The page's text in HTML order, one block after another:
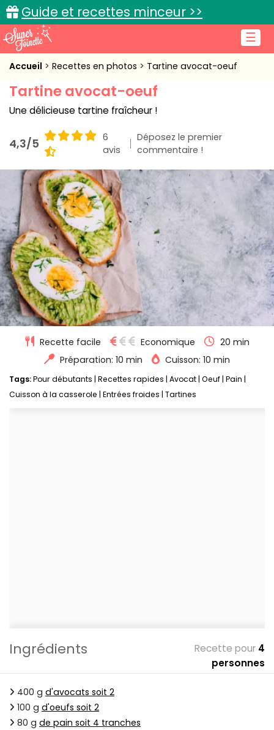
☰
Guide et recettes minceur >>
Accueil
Recettes de cuisine
L'actu cuisine
Connexion
Accueil Recettes en photos Tartine avocat-oeuf
Tartine avocat-oeuf
Une délicieuse tartine fraîcheur !
4,3/5
6
avis
Déposez le premier
commentaire !
Recette facile Economique
20 min
Préparation: 10 min
Cuisson: 10 min
Tags:Pour débutants Recettes rapides Avocat Oeuf Pain
Cuisson à la casserole Entrées froides Tartines
Ingrédients Recette pour 4
personnes
400 g d'avocats soit 2
100 g d'oeufs soit 2
80 g de pain soit 4 tranches